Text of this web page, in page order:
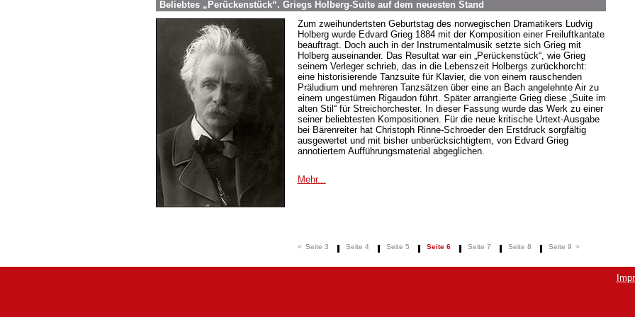
Beliebtes „Perückenstück“. Griegs Holberg-Suite auf dem neuesten Stand
Zum zweihundertsten Geburtstag des norwegischen Dramatikers Ludvig
Holberg wurde Edvard Grieg 1884 mit der Komposition einer Freiluftkantate
beauftragt. Doch auch in der Instrumentalmusik setzte sich Grieg mit
Holberg auseinander. Das Resultat war ein „Perückenstück“, wie Grieg
seinem Verleger schrieb, das in die Lebenszeit Holbergs zurückhorcht:
eine historisierende Tanzsuite für Klavier, die von einem rauschenden
Präludium und mehreren Tanzsätzen über eine an Bach angelehnte Air zu
einem ungestümen Rigaudon führt. Später arrangierte Grieg diese „Suite im
alten Stil“ für Streichorchester. In dieser Fassung wurde das Werk zu einer
seiner beliebtesten Kompositionen. Für die neue kritische Urtext-Ausgabe
bei Bärenreiter hat Christoph Rinne-Schroeder den Erstdruck sorgfältig
ausgewertet und mit bisher unberücksichtigtem, von Edvard Grieg
annotiertem Aufführungsmaterial abgeglichen.
Mehr...
< Seite 3 Seite 4 Seite 5 Seite 6 Seite 7 Seite 8 Seite 9 >